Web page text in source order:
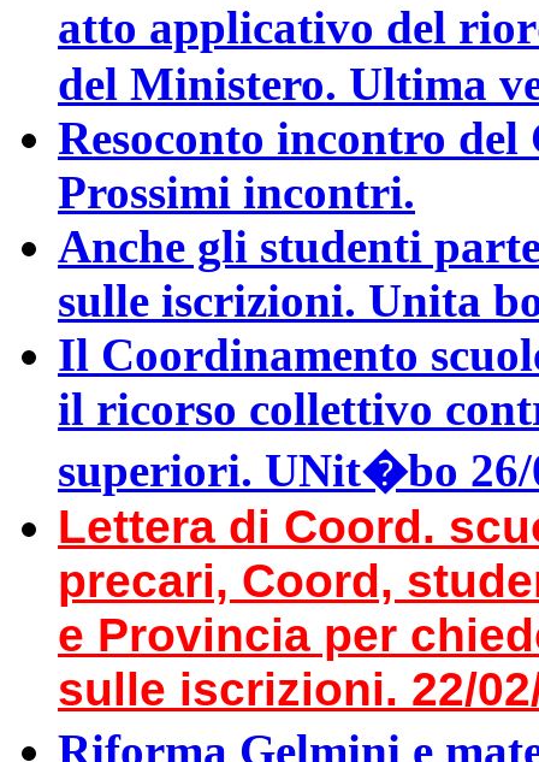
atto applicativo del
del Ministero. Ultima
Resoconto incontro
Prossimi incontri.
Anche gli studenti
sulle iscrizioni. Unita
Il Coordinamento
il ricorso collettivo
superiori. UNit�bo 26/
Lettera di Coord.
precari, Coord,
e Provincia per
sulle iscrizioni. 22/
Riforma Gelmini e